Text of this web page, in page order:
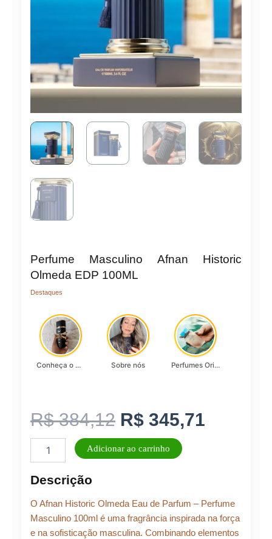
Perfume Masculino Afnan Historic
Olmeda EDP 100ML
Destaques
Conheça o Asad, da Lattafa… Sobre nós Perfumes Originais
R$384,12 O
preço
era:
R$ 345,71
é:
Masculino
Historic
EDP
100ML
quantidade
Adicionar ao carrinho
Descrição
O Afnan Historic Olmeda Eau de Parfum – Perfume
Masculino 100ml é uma fragrância inspirada na força
e na sofisticação masculina. Combinando elementos